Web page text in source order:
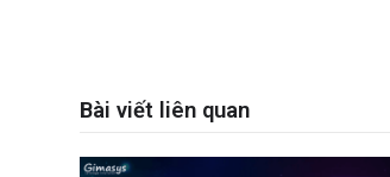
Bài viết liên quan